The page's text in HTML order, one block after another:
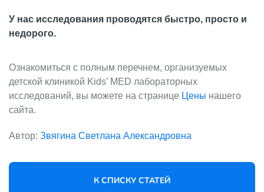
У нас исследования проводятся быстро, просто и
недорого.
Ознакомиться с полным перечнем, организуемых
детской клиникой Kids’ MED лабораторных
исследований, вы можете на странице Цены нашего
сайта.
Автор: Звягина Светлана Александровна
К СПИСКУ СТАТЕЙ